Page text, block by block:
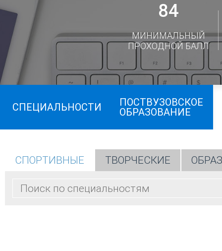
84
МИНИМАЛЬНЫЙ
ПРОХОДНОЙ БАЛЛ
СПЕЦИАЛЬНОСТИ
ПОСТВУЗОВСКОЕ
ОБРАЗОВАНИЕ
СПОРТИВНЫЕ ТВОРЧЕСКИЕ